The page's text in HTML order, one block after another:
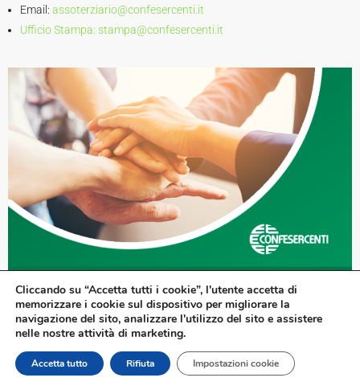
Email: assoterziario@confesercenti.it
Ufficio Stampa: stampa@confesercenti.it
Copyright © 2026 Assoterziario | Powered bydm3
Cliccando su “Accetta tutti i cookie”, l'utente accetta di
memorizzare i cookie sul dispositivo per migliorare la
navigazione del sito, analizzare l'utilizzo del sito e assistere
nelle nostre attività di marketing.
Accetta tutto Rifiuta Impostazioni cookie